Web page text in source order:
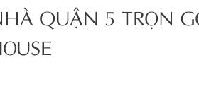
QUẬN 5 TRỌN